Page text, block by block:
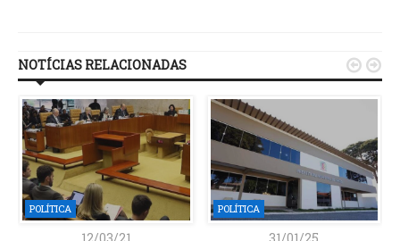
NOTÍCIAS RELACIONADAS
POLÍTICA POLÍTICA
 